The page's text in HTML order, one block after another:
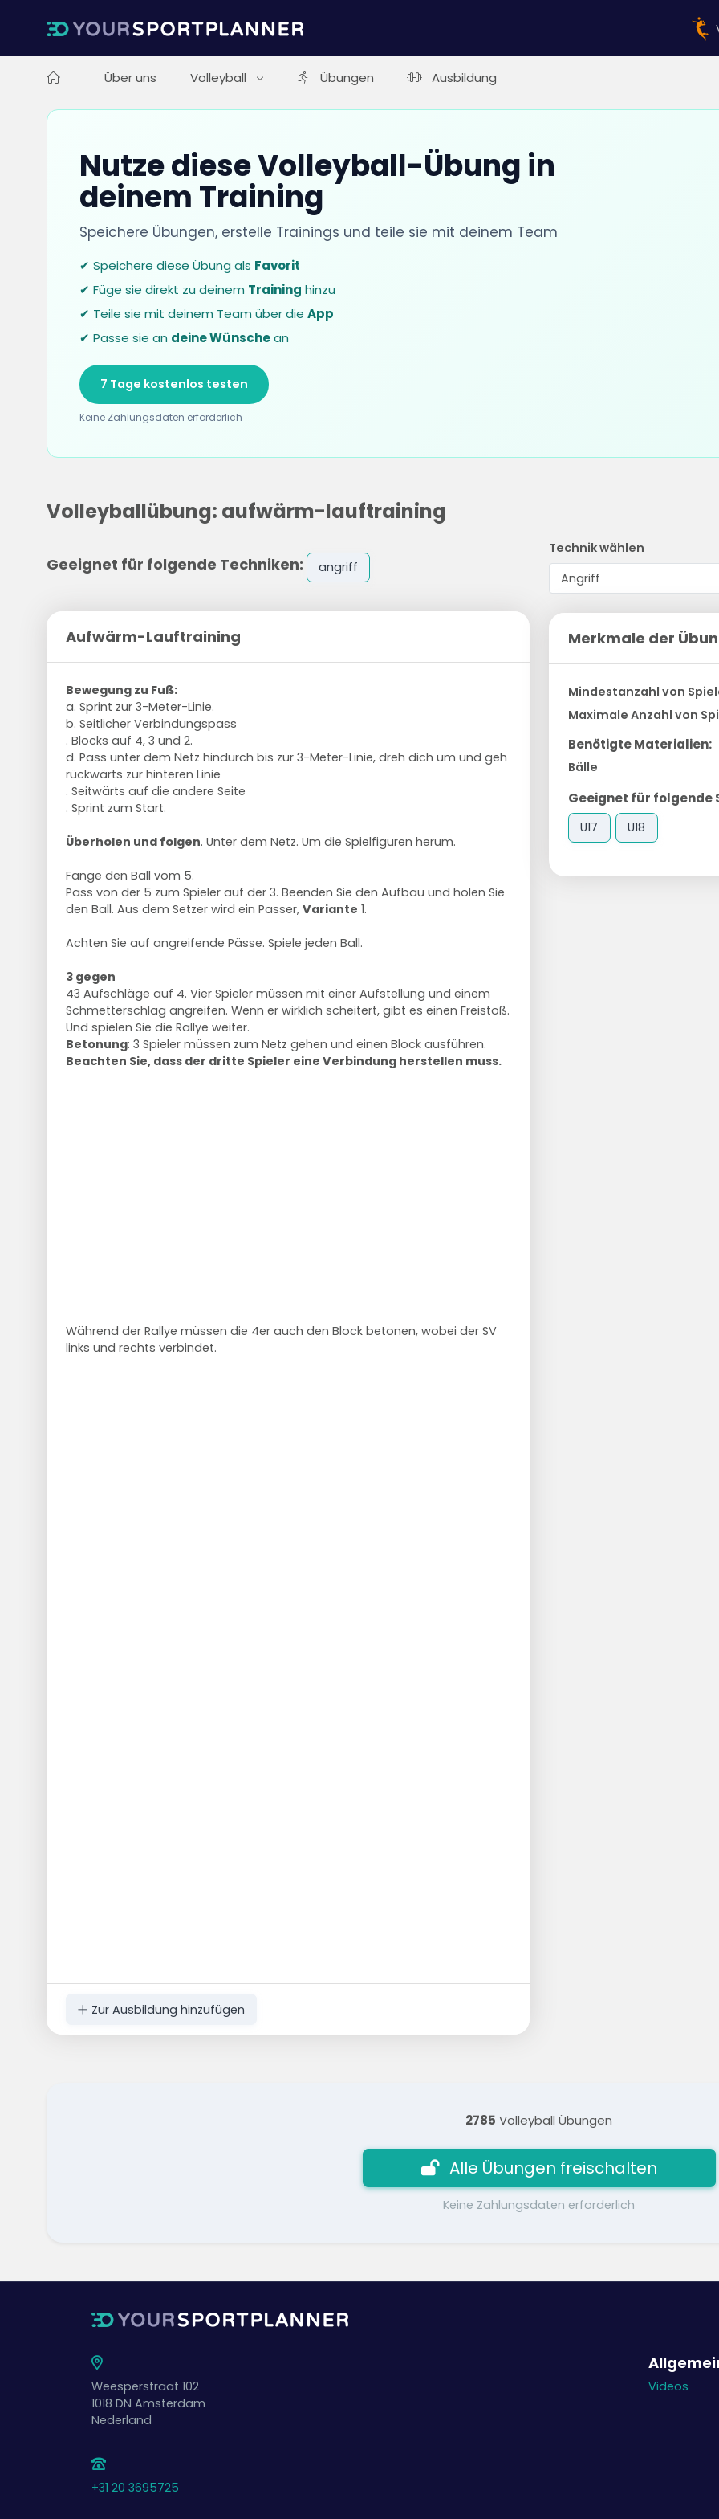
Über uns Volleyball Übungen Ausbildung
Nutze diese Volleyball-Übung in
deinem Training
Speichere Übungen, erstelle Trainings und teile sie mit deinem Team
✔ Speichere diese Übung als Favorit
✔ Füge sie direkt zu deinem Training hinzu
✔ Teile sie mit deinem Team über die App
✔ Passe sie an deine Wünschean
7 Tage kostenlos testen
Keine Zahlungsdaten erforderlich
Volleyballübung: aufwärm-lauftraining
Geeignet für folgende Techniken: angriff
Aufwärm-Lauftraining
Bewegung zu Fuß:
a. Sprint zur 3-Meter-Linie.
b. Seitlicher Verbindungspass
. Blocks auf 4, 3 und 2.
d. Pass unter dem Netz hindurch bis zur 3-Meter-Linie, dreh dich um und geh
rückwärts zur hinteren Linie
. Seitwärts auf die andere Seite
. Sprint zum Start.
Überholen und folgen. Unter dem Netz. Um die Spielfiguren herum.
Fange den Ball vom 5.
Pass von der 5 zum Spieler auf der 3. Beenden Sie den Aufbau und holen Sie
den Ball. Aus dem Setzer wird ein Passer, Variante 1.
Achten Sie auf angreifende Pässe. Spiele jeden Ball.
3 gegen
43 Aufschläge auf 4. Vier Spieler müssen mit einer Aufstellung und einem
Schmetterschlag angreifen. Wenn er wirklich scheitert, gibt es einen Freistoß.
Und spielen Sie die Rallye weiter.
Betonung: 3 Spieler müssen zum Netz gehen und einen Block ausführen.
Beachten Sie, dass der dritte Spieler eine Verbindung herstellen muss.
Während der Rallye müssen die 4er auch den Block betonen, wobei der SV
links und rechts verbindet.
Zur Ausbildung hinzufügen
Technik wählen
Merkmale der
Mindestanzahl von
Maximale Anzahl von
Benötigte Materialien:
Bälle
Geeignet für folgende
U17 U18
2785 Volleyball Übungen
Alle Übungen freischalten
Keine Zahlungsdaten erforderlich
Weesperstraat 102
1018 DN Amsterdam
Nederland
+31 20 3695725
Videos